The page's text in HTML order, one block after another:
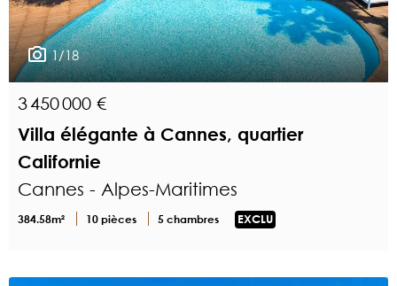
1/18
3 450 000 €
Villa élégante à Cannes, quartier
Californie
Cannes - Alpes-Maritimes
384.58m² 10 pièces 5 chambres EXCLU